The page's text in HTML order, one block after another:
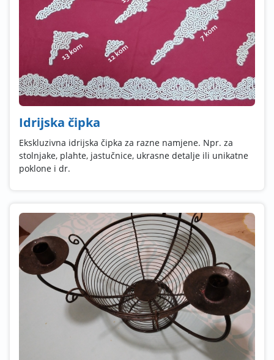
Idrijska čipka
Ekskluzivna idrijska čipka za razne namjene. Npr. za
stolnjake, plahte, jastučnice, ukrasne detalje ili unikatne
poklone i dr.